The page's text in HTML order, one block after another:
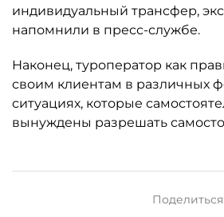
индивидуальный трансфер,
напомнили в пресс-службе.
Наконец, туроператор как
своим клиентам в различных
ситуациях, которые
вынуждены разрешать
Поделиться: